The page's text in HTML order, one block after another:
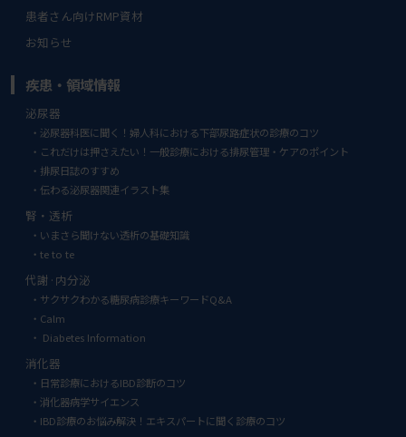
患者さん向けRMP資材
お知らせ
疾患・領域情報
泌尿器
泌尿器科医に聞く！婦人科における下部尿路症状の診療のコツ
これだけは押さえたい！一般診療における排尿管理・ケアのポイント
排尿日誌のすすめ
伝わる泌尿器関連イラスト集
腎・透析
いまさら聞けない透析の基礎知識
te to te
代謝·内分泌
サクサクわかる糖尿病診療キーワードQ&A
Calm
Diabetes Information
消化器
日常診療におけるIBD診断のコツ
消化器病学サイエンス
IBD診療のお悩み解決！エキスパートに聞く診療のコツ